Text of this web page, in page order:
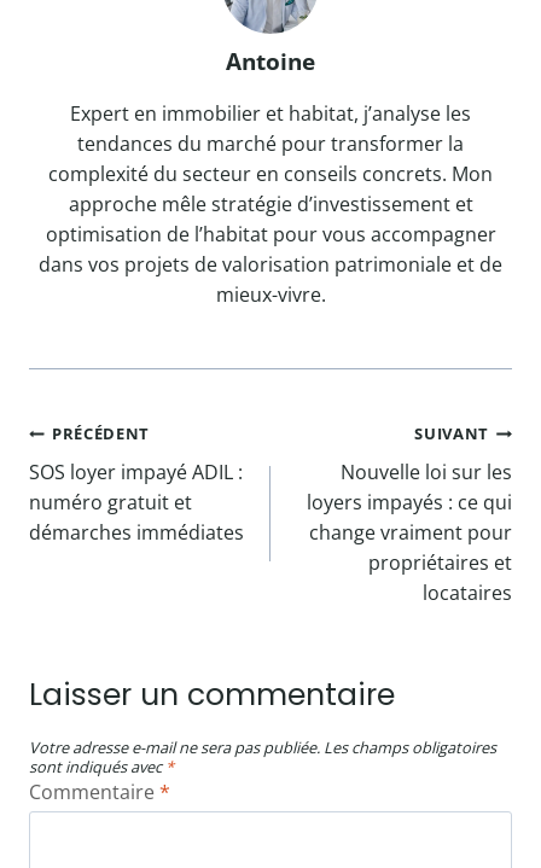
Antoine
Expert en immobilier et habitat, j’analyse les
tendances du marché pour transformer la
complexité du secteur en conseils concrets. Mon
approche mêle stratégie d’investissement et
optimisation de l’habitat pour vous accompagner
dans vos projets de valorisation patrimoniale et de
mieux-vivre.
Navigation
de
l’article
PRÉCÉDENT
SOS loyer impayé ADIL :
numéro gratuit et
démarches immédiates
SUIVANT
Nouvelle loi sur les
loyers impayés : ce qui
change vraiment pour
propriétaires et
locataires
Laisser un commentaire
Votre adresse e-mail ne sera pas publiée. Les champs obligatoires
sont indiqués avec*
Commentaire*